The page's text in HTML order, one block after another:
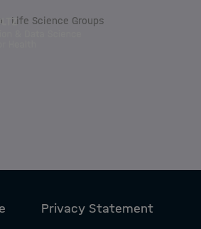
Life Science Groups
Privacy Statement